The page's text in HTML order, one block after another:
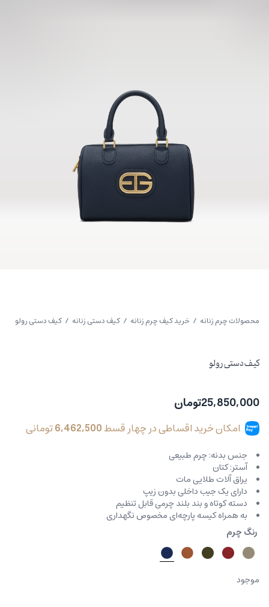
محصولات چرم زنانه / خرید کیف چرم زنانه / کیف دستی زنانه / کیف دستی رولو
کیف دستی رولو
25,850,000تومان
امکان خرید اقساطی در چهار قسط6,462,500تومانی
جنس بدنه: چرم طبیعی
آستر: کتان
یراق آلات طلایی مات
دارای یک جیب داخلی بدون زیپ
دسته کوتاه و بند بلند چرمی قابل تنظیم
به همراه کیسه پارچه‌ای مخصوص نگهداری
رنگ چرم
موجود